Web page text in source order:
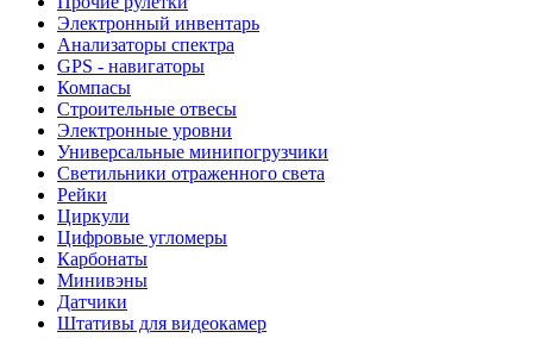
Электронный инвентарь
Анализаторы спектра
GPS - навигаторы
Компасы
Строительные отвесы
Электронные уровни
Универсальные минипогрузчики
Светильники отраженного света
Рейки
Циркули
Цифровые угломеры
Карбонаты
Минивэны
Датчики
Штативы для видеокамер